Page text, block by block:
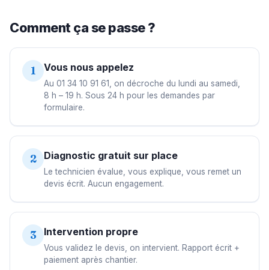
Comment ça se passe ?
1 Vous nous appelez
Au 01 34 10 91 61, on décroche du lundi au samedi,
8 h – 19 h. Sous 24 h pour les demandes par
formulaire.
2 Diagnostic gratuit sur place
Le technicien évalue, vous explique, vous remet un
devis écrit. Aucun engagement.
3 Intervention propre
Vous validez le devis, on intervient. Rapport écrit +
paiement après chantier.